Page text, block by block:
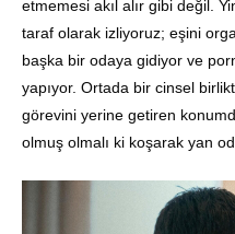
etmemesi akıl alır gibi değil.
taraf olarak izliyoruz; eşini
başka bir odaya gidiyor ve
yapıyor. Ortada bir cinsel
görevini yerine getiren
olmuş olmalı ki koşarak yan